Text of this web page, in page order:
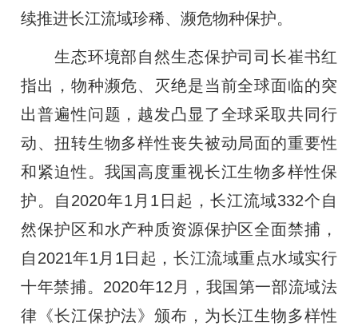
续推进长江流域珍稀、濒危物种保护。
生态环境部自然生态保护司司长崔书红
指出，物种濒危、灭绝是当前全球面临的突
出普遍性问题，越发凸显了全球采取共同行
动、扭转生物多样性丧失被动局面的重要性
和紧迫性。我国高度重视长江生物多样性保
护。自2020年1月1日起，长江流域332个自
然保护区和水产种质资源保护区全面禁捕，
自2021年1月1日起，长江流域重点水域实行
十年禁捕。2020年12月，我国第一部流域法
律《长江保护法》颁布，为长江生物多样性